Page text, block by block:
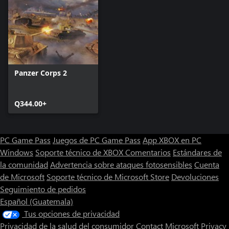
cada unidad con precisión. Participa en misiones diversas,
completa objetivos adicionales y experimenta los efectos de las
decisiones que tomes a través de diversos escenarios.
Gracias a una IA que se adapta a tu rendimiento y a un sistema
de misiones dinámico, sentirás que cada partida te ofrece
experiencias y desafíos nuevos.
Prepárate para embarcarte en una odisea táctica en el corazón de
la campaña del norte de África, donde cada decisión que tomes
Cyrenaica.
Dos campañas en una: Maneja tanto a las fuerzas italianas como
a las británicas a través de dos campañas únicas.
Nuevas unidades italianas: Despliega la Moto Guzzi TriAlce, a los
paracaidistas «Ascari del Cielo» y la versátil artillería 65/17 M13.
Nuevas unidades británicas: Comanda unidades icónicas como el
biplano Gloster Gladiator y el automóvil blindado Rolls-Royce.
Jugabilidad dinámica: Conquista, defiende, resiste y escapa a lo
largo de misiones con diversos objetivos y mecánicas.
Tormentas de arena del desierto: Adáptate a las desafiantes
Panzer Corps 2
Q344.00+
PC Game Pass Juegos de PC Game Pass App XBOX en PC
Windows Soporte técnico de XBOXComentarios Estándares de
la comunidad Advertencia sobre ataques fotosensibles Cuenta
de Microsoft Soporte técnico de Microsoft Store Devoluciones
Seguimiento de pedidos
Español (Guatemala)
Tus opciones de privacidad
Privacidad de la salud del consumidorContact Microsoft Privacy